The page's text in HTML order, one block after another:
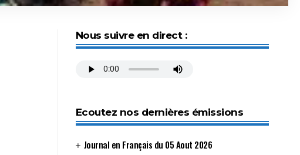
Nous suivre en direct :
Ecoutez nos dernières émissions
Journal en Français du 05 Aout 2026